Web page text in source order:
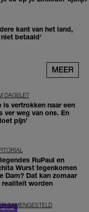
kant van het land,
betaald'
MEER
DAGELET
is vertrokken naar een
ver weg van ons. En
pijn’
RuPaul en
Wurst tegenkomen
Dam? Dat kan zomaar
realiteit worden
SAMENGESTELD